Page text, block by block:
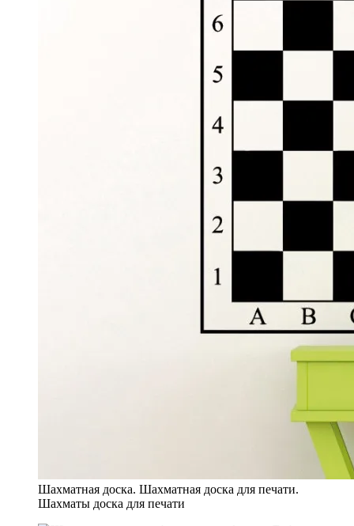
Шахматная доска. Шахматная доска для печати.
Шахматы доска для печати